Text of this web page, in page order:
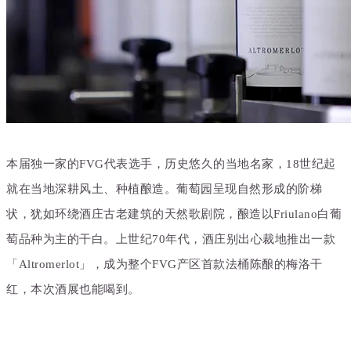
本届独一家的FVG代表选手，历史悠久的当地名家，18世纪起
就在当地深耕风土、种植酿造。葡萄园呈现自然形成的阶梯
状，犹如环绕酒庄古老建筑的天然歌剧院，酿造以Friulano白葡
萄品种为主的干白。上世纪70年代，酒庄别出心裁地推出一款
「Altromerlot」，成为整个FVG产区首款法桶陈酿的梅洛干
红，本次酒展也能喝到。